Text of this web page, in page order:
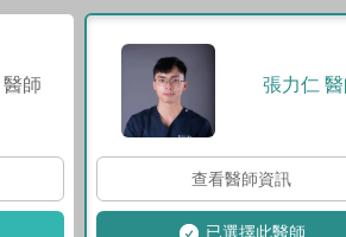
醫師 張力仁
查看醫師資訊
已選擇此醫師